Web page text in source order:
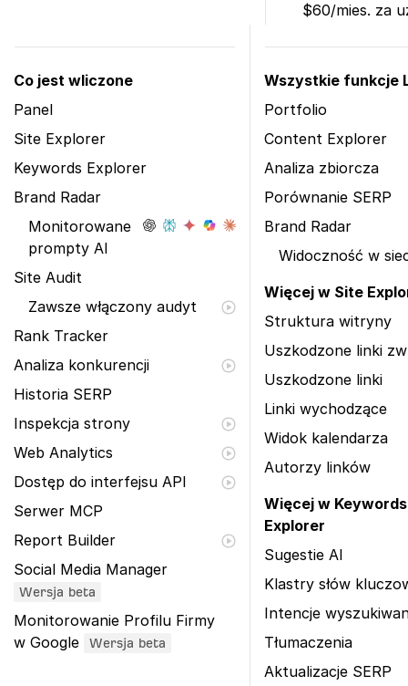
$60/mies. za
Co jest wliczone
Panel
Site Explorer
Keywords Explorer
Brand Radar
Monitorowane
prompty AI
Site Audit
Zawsze włączony audyt
Rank Tracker
Analiza konkurencji
Historia SERP
Inspekcja strony
Web Analytics
Dostęp do interfejsu API
Serwer MCP
Report Builder
Social Media Manager
Wersja beta
Monitorowanie Profilu Firmy
w Google
Wersja beta
Wszystkie funkcje
Portfolio
Content Explorer
Analiza zbiorcza
Porównanie SERP
Brand Radar
Widoczność w
Więcej w Site
Struktura witryny
Uszkodzone linki
Uszkodzone linki
Linki wychodzące
Widok kalendarza
Autorzy linków
Więcej w Keywords
Explorer
Sugestie AI
Klastry słów
Intencje
Tłumaczenia
Aktualizacje SERP